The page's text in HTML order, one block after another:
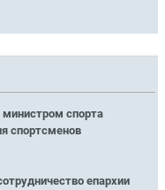
спорта
спортсменов
епархии